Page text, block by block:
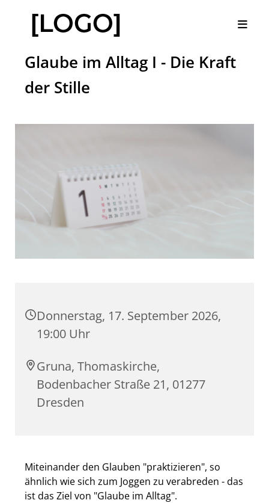
Glaube im Alltag I - Die Kraft
der Stille
Donnerstag, 17. September 2026,
19:00 Uhr
Gruna, Thomaskirche,
Bodenbacher Straße 21, 01277
Dresden
Miteinander den Glauben "praktizieren", so
ähnlich wie sich zum Joggen zu verabreden - das
ist das Ziel von "Glaube im Alltag".